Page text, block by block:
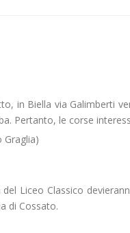
in Biella via Galimberti
Pertanto, le corse
Liceo Classico
di Cossato.